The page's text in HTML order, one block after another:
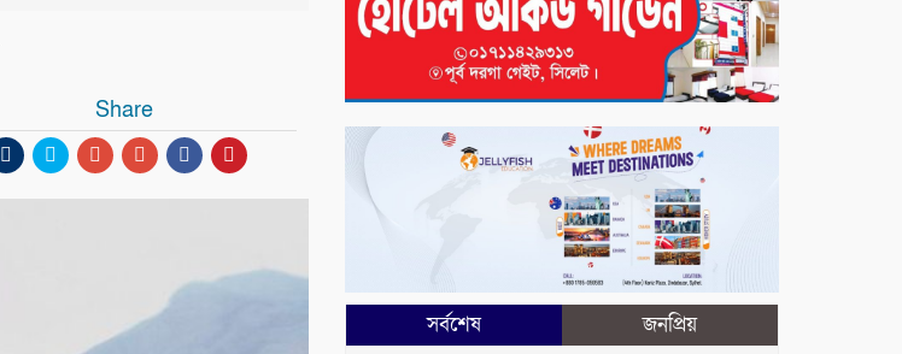
Share
সর্বশেষ
জনপ্রিয়